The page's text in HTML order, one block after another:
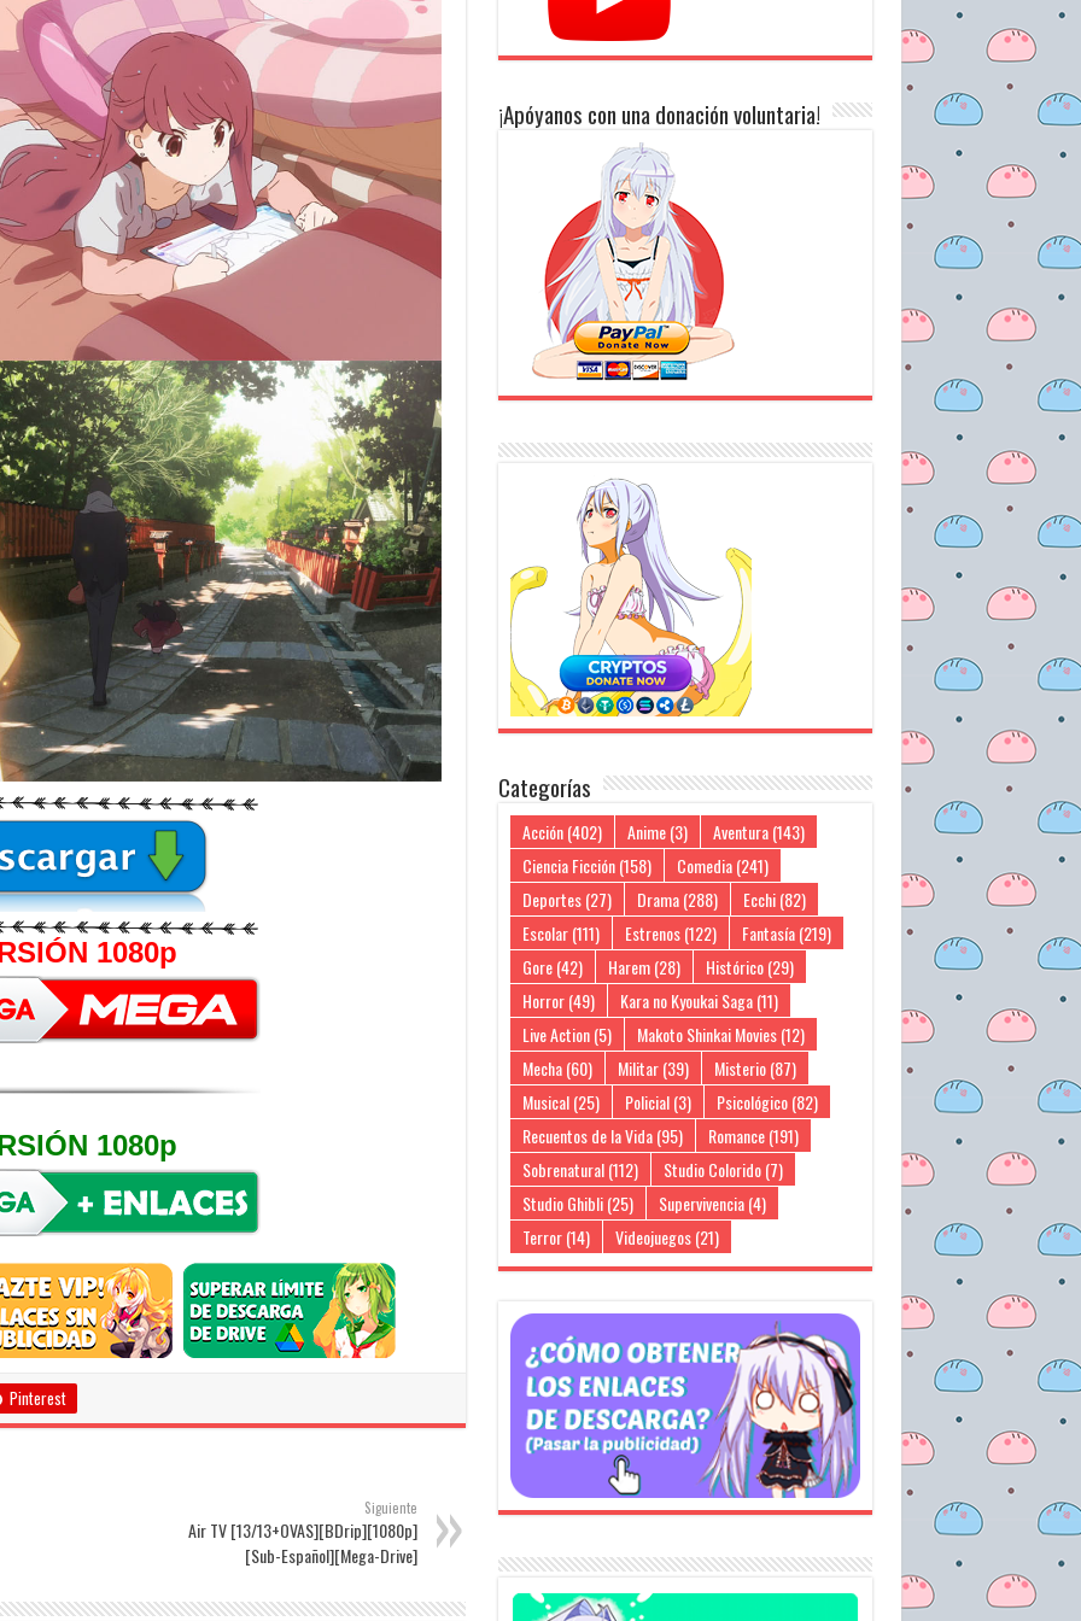
1080p
1080p
Pinterest
Siguiente
Air TV [13/13+OVAS][BDrip][1080p]
[Sub-Español][Mega-Drive]
¡Apóyanos con una donación voluntaria!
Categorías
Acción(402) Anime(3) Aventura(143)
Ciencia Ficción(158) Comedia(241)
Deportes(27) Drama(288) Ecchi(82)
Escolar(111) Estrenos(122) Fantasía(219)
Gore(42) Harem(28) Histórico(29)
Horror(49) Kara no Kyoukai Saga(11)
Live Action(5) Makoto Shinkai Movies(12)
Mecha(60) Militar(39) Misterio(87)
Musical(25) Policial(3) Psicológico(82)
Recuentos de la Vida(95) Romance(191)
Sobrenatural(112) Studio Colorido(7)
Studio Ghibli(25) Supervivencia(4)
Terror(14) Videojuegos(21)